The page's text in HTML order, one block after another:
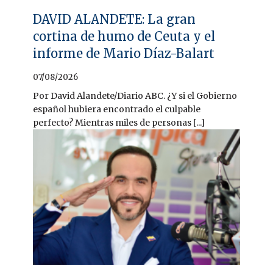
DAVID ALANDETE: La gran
cortina de humo de Ceuta y el
informe de Mario Díaz-Balart
07/08/2026
Por David Alandete/Diario ABC. ¿Y si el Gobierno
español hubiera encontrado el culpable
perfecto? Mientras miles de personas [...]